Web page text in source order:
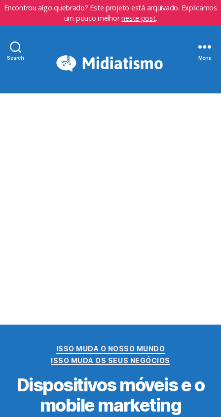
Encontrou algo quebrado? Este projeto está arquivado. Explicamos
um pouco melhorneste post.
Search Menu
Categorias
ISSO MUDA O NOSSO MUNDO
ISSO MUDA OS SEUS NEGÓCIOS
Dispositivos móveis e o
mobile marketing